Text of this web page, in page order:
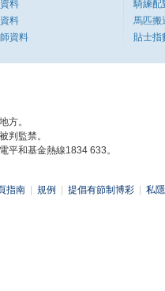
料
料
資料
騎練配
馬匹搬
貼士指
方。
判監禁。
平和基金熱線1834 633。
指南 規例 提倡有節制博彩 私